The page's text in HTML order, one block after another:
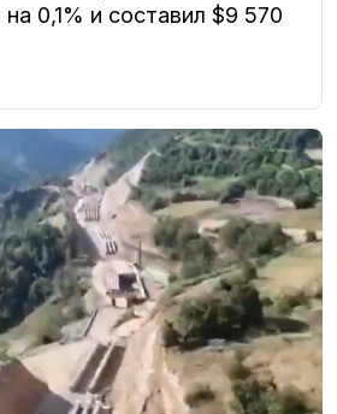
0,1% и составил $9 570